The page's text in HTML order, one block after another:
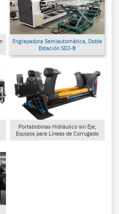
Engrapadora Semiautomática, Doble
Estación SDJ-B
Portabobinas Hidráulico sin Eje;
Equipos para Líneas de Corrugado